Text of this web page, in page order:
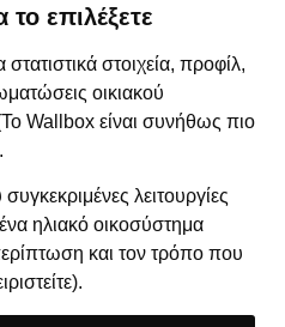
επιλέξετε
στοιχεία, προφίλ,
οικιακού
Wallbox είναι συνήθως πιο
λειτουργίες
ηλιακό οικοσύστημα
και τον τρόπο που